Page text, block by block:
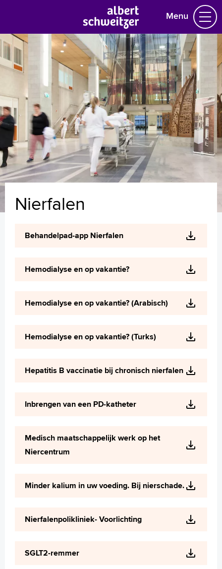
Menu
Homepage
Praktische informatie
Specialismen
Werken en leren
Medewerkers
Contact
MijnASz
Language
English
Polski
Nierfalen
Behandelpad-app Nierfalen
Hemodialyse en op vakantie?
Hemodialyse en op vakantie? (Arabisch)
Hemodialyse en op vakantie? (Turks)
Hepatitis B vaccinatie bij chronisch nierfalen
Inbrengen van een PD-katheter
Medisch maatschappelijk werk op het
Niercentrum
Minder kalium in uw voeding. Bij nierschade.
Nierfalenpolikliniek- Voorlichting
SGLT2-remmer